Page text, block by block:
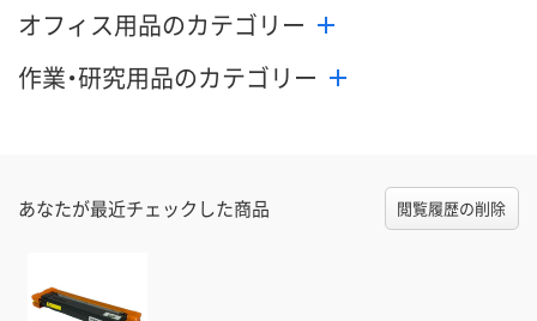
オフィス用品のカテゴリー
作業・研究用品のカテゴリー
あなたが最近チェックした商品 閲覧履歴の削除